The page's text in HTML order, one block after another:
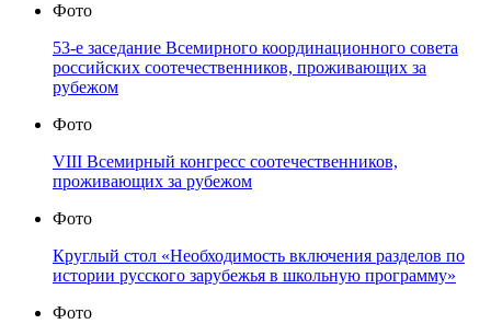
Фото
53-е заседание Всемирного координационного совета
российских соотечественников, проживающих за
рубежом
Фото
VIII Всемирный конгресс соотечественников,
проживающих за рубежом
Фото
Круглый стол «Необходимость включения разделов по
истории русского зарубежья в школьную программу»
Фото